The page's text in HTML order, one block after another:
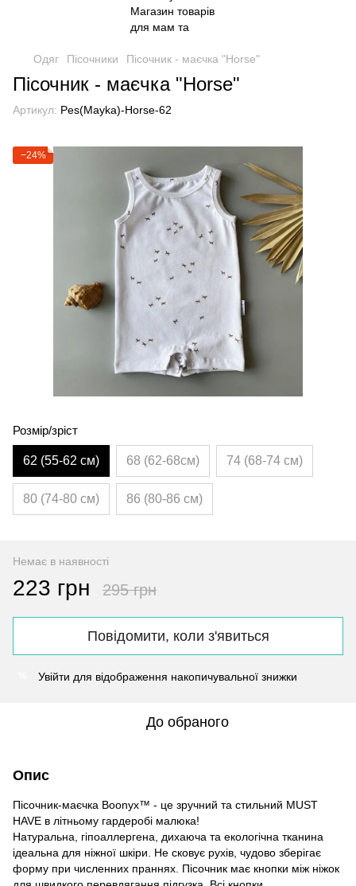
Одяг Пісочники Пісочник - маєчка "Horse"
Пісочник - маєчка "Horse"
Артикул: Pes(Mayka)-Horse-62
−24%
Розмір/зріст
62 (55-62 см) 68 (62-68см) 74 (68-74 см)
80 (74-80 см) 86 (80-86 см)
Немає в наявності
223 грн 295 грн
Повідомити, коли з'явиться
Увійти для відображення накопичувальної знижки
До обраного
Опис
Пісочник-маєчка Boonyx™ - це зручний та стильний MUST
HAVE в літньому гардеробі малюка!
Натуральна, гіпоаллергена, дихаюча та екологічна тканина
ідеальна для ніжної шкіри. Не сковує рухів, чудово зберігає
форму при численних праннях. Пісочник має кнопки між ніжок